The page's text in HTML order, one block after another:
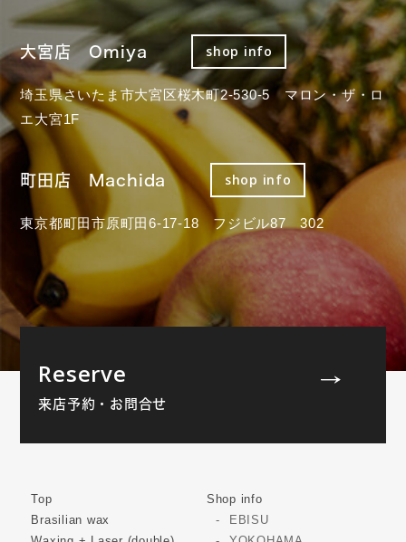
大宮店 Omiya shop info
埼玉県さいたま市大宮区桜木町2-530-5 マロン・ザ・ロ
エ大宮1F
町田店 Machida shop info
東京都町田市原町田6-17-18 フジビル87 302
Reserve
来店予約・お問合せ
Top
Brasilian wax
Shop info
EBISU